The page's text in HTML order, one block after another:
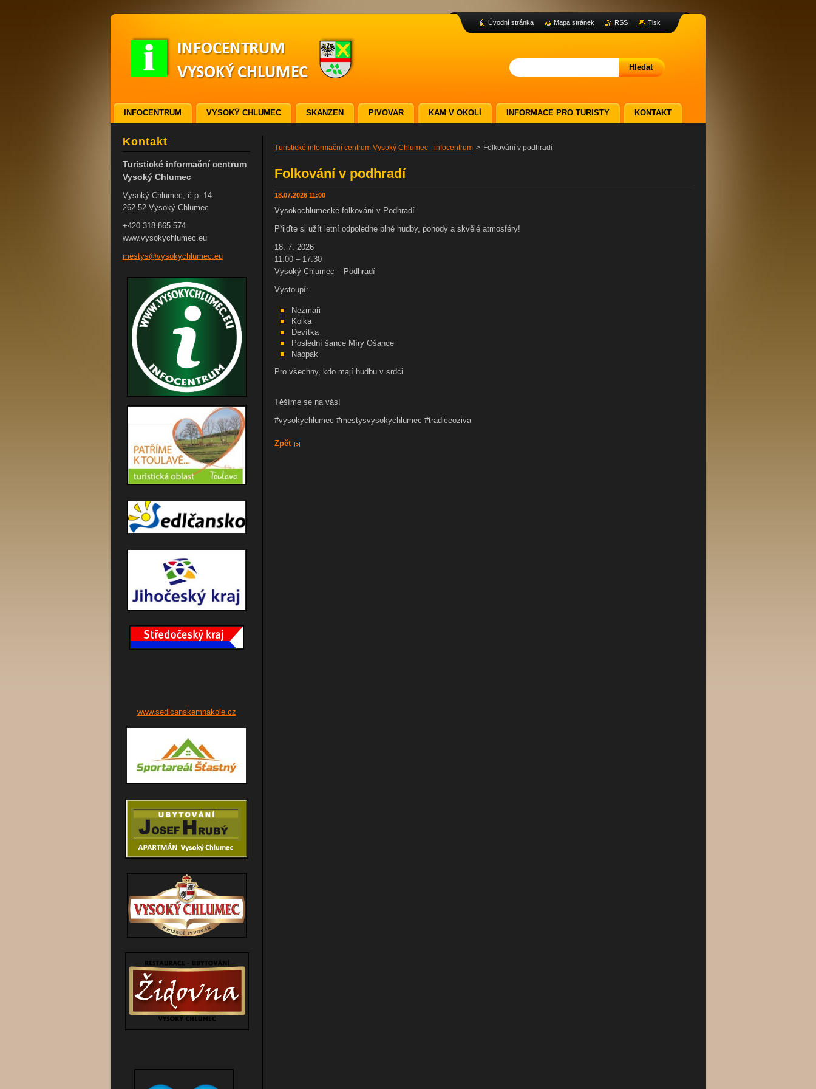
Turistické informační centrum Vysoký Chlumec - infocentrum > Folkování v podhradí
Folkování v podhradí
18.07.2026 11:00
Vysokochlumecké folkování v Podhradí
Přijďte si užít letní odpoledne plné hudby, pohody a skvělé atmosféry!
18. 7. 2026
11:00 – 17:30
Vysoký Chlumec – Podhradí
Vystoupí:
Nezmaři
Kolka
Devítka
Poslední šance Míry Ošance
Naopak
Pro všechny, kdo mají hudbu v srdci
Těšíme se na vás!
#vysokychlumec #mestysvysokychlumec #tradiceoziva
Zpět
Kontakt
Turistické informační centrum
Vysoký Chlumec
Vysoký Chlumec, č.p. 14
262 52 Vysoký Chlumec
+420 318 865 574
www.vysokychlumec.eu
mestys@vysokychl umec.eu
www.sedlcanskemnakole.cz
INFOCENTRUM VYSOKÝ CHLUMEC SKANZEN PIVOVAR KAM V OKOLÍ INFORMACE PRO TURISTY KONTAKT
Úvodní stránka Mapa stránek RSS Tisk